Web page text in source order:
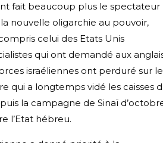
fait beaucoup plus le spectateur
nouvelle oligarchie au pouvoir,
celui des Etats Unis
qui ont demandé aux
israéliennes ont perduré sur le
qui a longtemps vidé les caisses
la campagne de Sinaï
l’Etat hébreu.